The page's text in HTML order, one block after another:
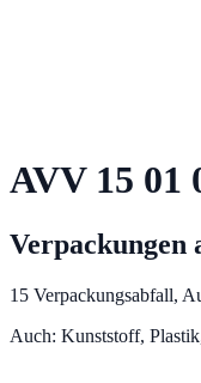
AVV 15 01
Verpackungen
15 Verpackungsabfall,
Auch: Kunststoff,